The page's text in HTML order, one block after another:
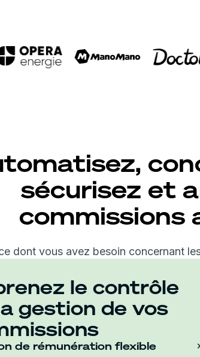
sécurisez et
commissions
dont vous avez besoin concernant
le contrôle
gestion de vos
de rémunération flexible